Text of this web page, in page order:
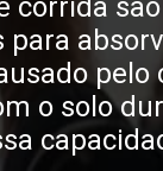
corrida são
para
pelo
o solo